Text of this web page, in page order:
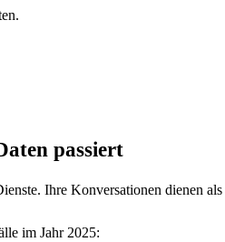
passiert
Ihre Konversationen dienen
im Jahr 2025: